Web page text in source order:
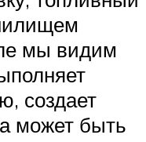
мы видим
создает
может быть